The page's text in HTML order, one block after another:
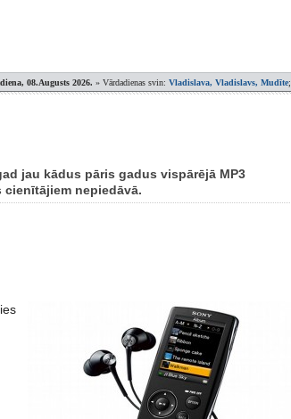
08.Augusts 2026. » Vārdadienas svin: Vladislava, Vladislavs, Mudīte;
jau kādus pāris gadus vispārējā MP3
nepiedāvā.